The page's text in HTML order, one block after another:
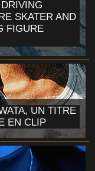
SKATER AND
FIGURE
UN TITRE
EN CLIP